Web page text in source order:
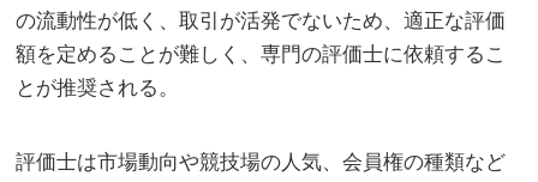
の流動性が低く、取引が活発でないため、適正な評価
額を定めることが難しく、専門の評価士に依頼するこ
とが推奨される。
評価士は市場動向や競技場の人気、会員権の種類など